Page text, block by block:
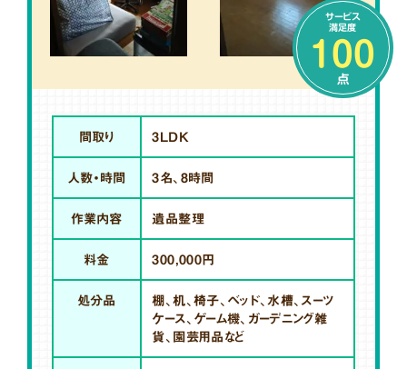
サービス
満足度
100
点
間取り 3LDK
人数・時間 3名、8時間
作業内容 遺品整理
料金 300,000円
処分品
棚、机、椅子、ベッド、水槽、スーツ
ケース、ゲーム機、ガーデニング雑
貨、園芸用品など